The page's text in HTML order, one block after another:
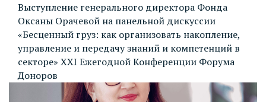
Выступление генерального директора Фонда
Оксаны Орачевой на панельной дискуссии
«Бесценный груз: как организовать накопление,
управление и передачу знаний и компетенций в
секторе» XXI Ежегодной Конференции Форума
Доноров